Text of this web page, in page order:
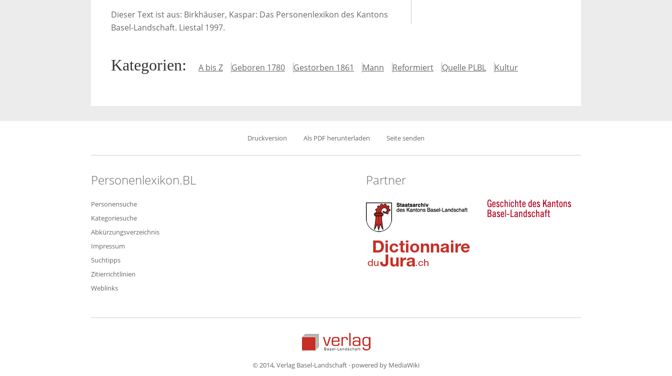
Dieser Text ist aus: Birkhäuser, Kaspar: Das Personenlexikon des Kantons
Basel-Landschaft. Liestal 1997.
Kategorien: A bis Z Geboren 1780 Gestorben 1861 Mann Reformiert Quelle PLBL Kultur
Druckversion Als PDF herunterladen Seite senden
Personenlexikon.BL
Personensuche
Kategoriesuche
Abkürzungsverzeichnis
Impressum
Suchtipps
Zitierrichtlinien
Weblinks
Partner
© 2014, Verlag Basel-Landschaft · powered by MediaWiki